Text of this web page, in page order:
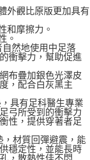
外觀比原版更加具有
和摩擦力。
。
然地使用中足落
衝擊力，幫助促進
布疊加銀色光澤皮
，配合白灰黑主
具有足科醫生專業
弓所受到的衝擊力
性，提供穿著者足
材質回彈避震，能
穩定性，並能長時